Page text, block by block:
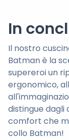
In
Il nostro
Batman è la
supereroi un
ergonomico,
distingue dagli
comfort che
collo Batman!